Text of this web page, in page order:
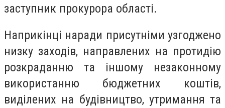
заступник прокурора області.
Наприкінці наради присутніми узгоджено
низку заходів, направлених на протидію
розкраданню та іншому незаконному
використанню бюджетних коштів,
виділених на будівництво, утримання та